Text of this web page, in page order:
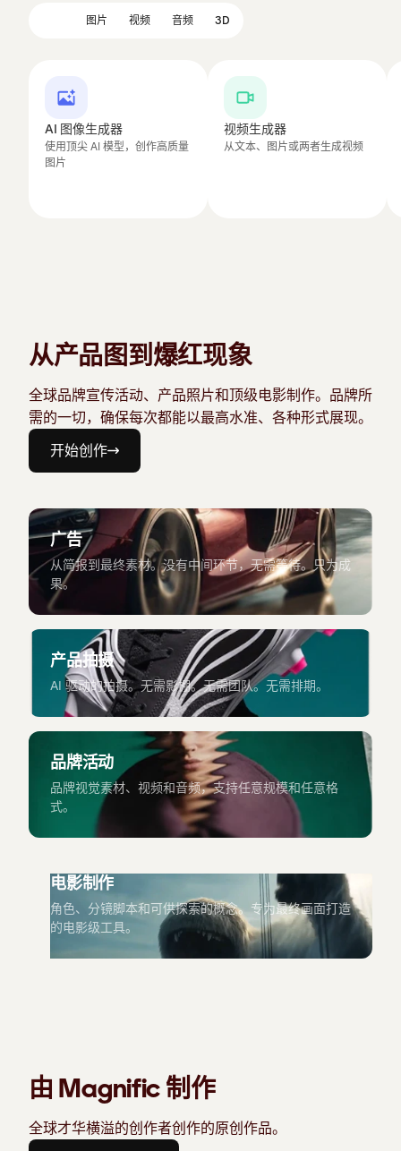
图片 视频 音频 3D
AI 图像生成器
使用顶尖 AI 模型，创作高质量
图片
视频生成器
从文本、图片或两者生成视频
从产品图到爆红现象
全球品牌宣传活动、产品照片和顶级电影制作。品牌所
需的一切，确保每次都能以最高水准、各种形式展现。
开始创作
广告
从简报到最终素材。没有中间环节，无需等待。只为成
果。
产品拍摄
AI 驱动的拍摄。无需影棚。无需团队。无需排期。
品牌活动
品牌视觉素材、视频和音频，支持任意规模和任意格
式。
电影制作
角色、分镜脚本和可供探索的概念。专为最终画面打造
的电影级工具。
由 Magnific 制作
全球才华横溢的创作者创作的原创作品。